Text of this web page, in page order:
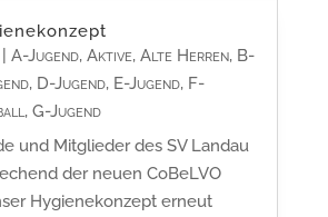
A-Jugend, Aktive, Alte Herren, B-
, D-Jugend, E-Jugend, F-
, G-Jugend
und Mitglieder des SV Landau
der neuen CoBeLVO
Hygienekonzept erneut